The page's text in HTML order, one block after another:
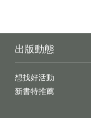
出版動態
想找好活動
新書特推薦